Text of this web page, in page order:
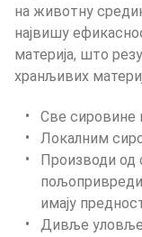
на животну
највишу
материја, што
хранљивих
Све сировине
Локалним
Производи од
пољопривреди
имају
Дивље